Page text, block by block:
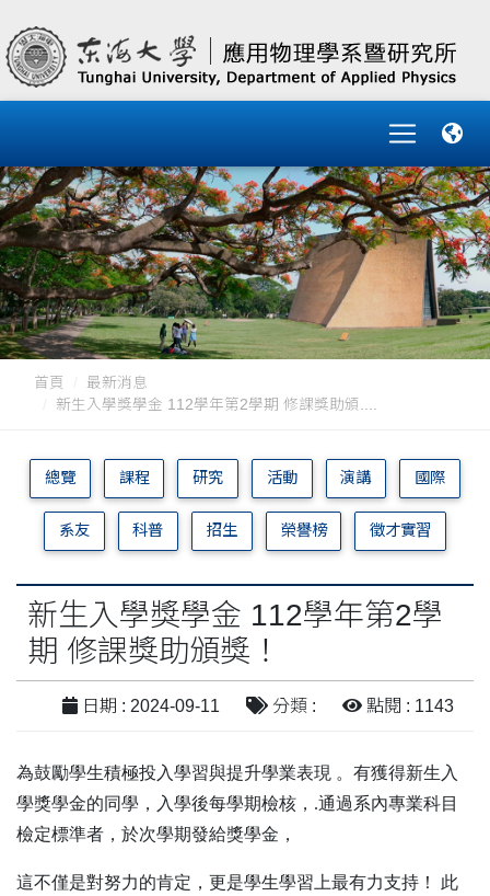
首頁
最新消息
新生入學獎學金 112學年第2學期 修課獎助頒....
總覽 課程 研究 活動 演講 國際
系友 科普 招生 榮譽榜 徵才實習
新生入學獎學金 112學年第2學
期 修課獎助頒獎！
日期 : 2024-09-11 分類 : 點閱 : 1143
為鼓勵學生積極投入學習與提升學業表現 。有獲得新生入
學獎學金的同學，入學後每學期檢核，.通過系內專業科目
檢定標準者，於次學期發給獎學金，
這不僅是對努力的肯定，更是學生學習上最有力支持！ 此